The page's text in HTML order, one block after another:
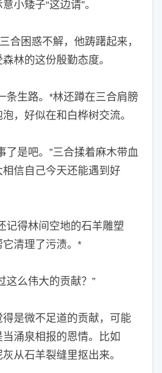
小矮子“这边请”。
困惑不解，他踌躇起来，
林的这份殷勤态度。
条生路。 *林还蹲在三合肩膀
，好似在和白桦树交流。
是吧。”三合揉着麻木带血
信自己今天还能遇到好
记得林间空地的石羊雕塑
清理了污渍。 *
么伟大的贡献？”
是微不足道的贡献，可能
涌泉相报的恩情。比如
从石羊裂缝里抠出来。